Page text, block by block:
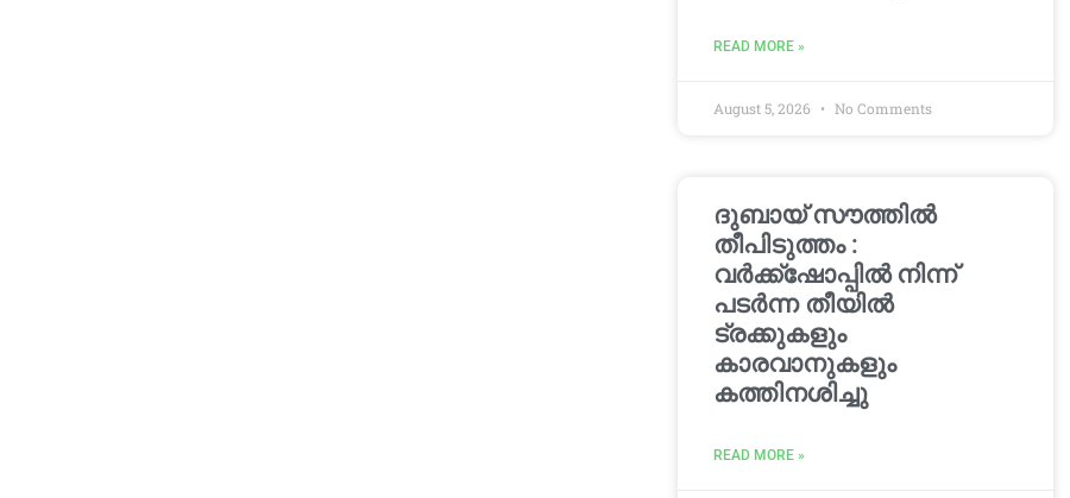
READ MORE »
August 5, 2026 No Comments
ദുബായ് സൗത്തിൽ
തീപിടുത്തം :
വർക്ക്‌ഷോപ്പിൽ നിന്ന്
പടർന്ന തീയിൽ
ട്രക്കുകളും
കാരവാനുകളും
കത്തിനശിച്ചു
READ MORE »